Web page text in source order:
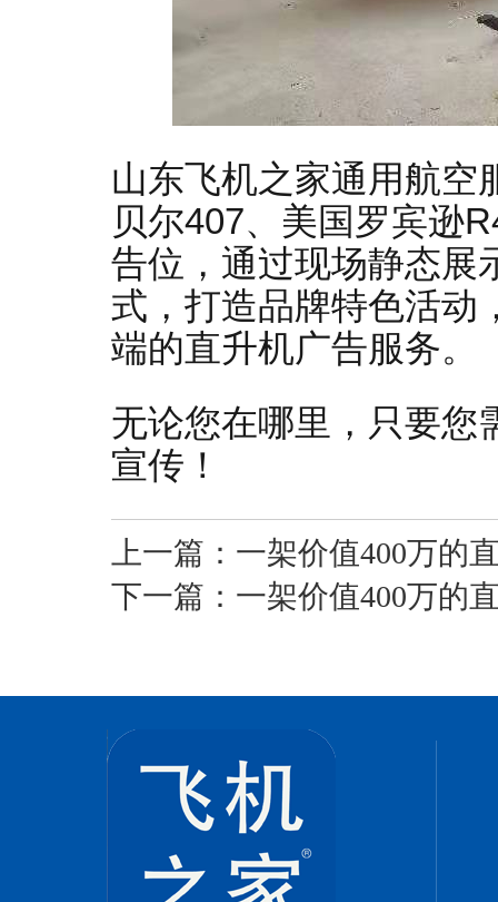
山东飞机之家通用航空
贝尔407、美国罗宾逊
告位，通过现场静态展
式，打造品牌特色活动
端的直升机广告服务。
无论您在哪里，只要您
宣传！
上一篇： 一架价值400万的
下一篇： 一架价值400万的